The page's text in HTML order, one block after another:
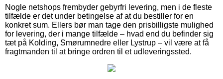
Nogle netshops frembyder gebyrfri levering, men i de fleste
tilfælde er det under betingelse af at du bestiller for en
konkret sum. Ellers bør man tage den prisbilligste mulighed
for levering, der i mange tilfælde – hvad end du befinder sig
tæt på Kolding, Smørumnedre eller Lystrup – vil være at få
fragtmanden til at bringe ordren til et udleveringssted.